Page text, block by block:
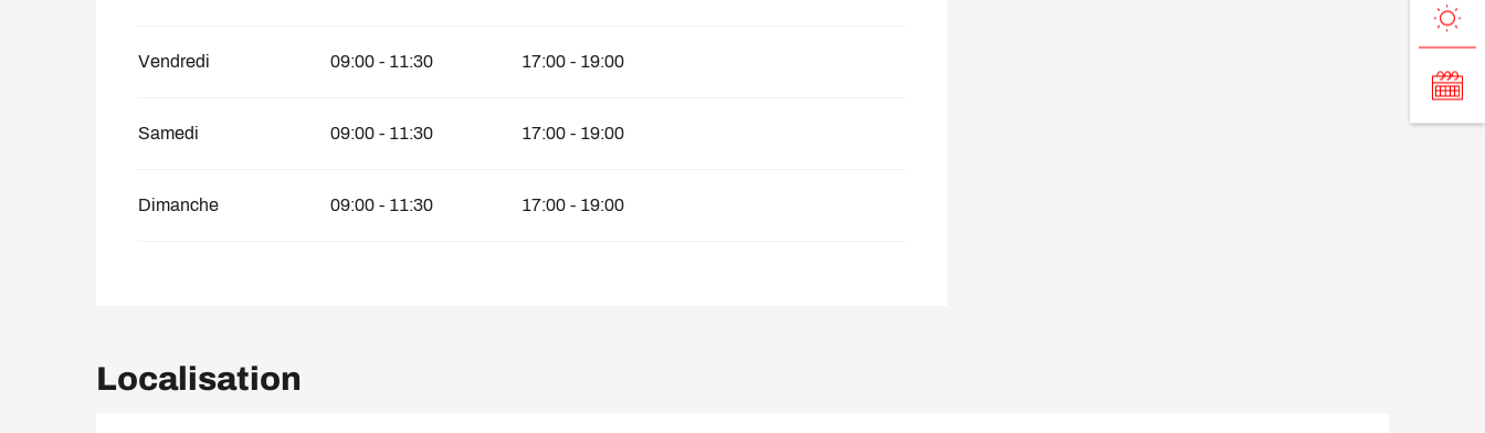
Vendredi 09:00 - 11:30 17:00 - 19:00
Samedi 09:00 - 11:30 17:00 - 19:00
Dimanche 09:00 - 11:30 17:00 - 19:00
Localisation